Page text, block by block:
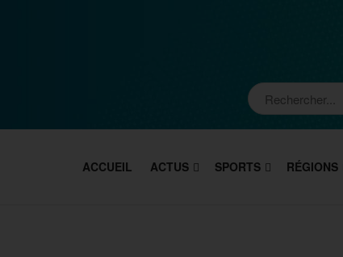
ACCUEIL ACTUS SPORTS RÉGIONS